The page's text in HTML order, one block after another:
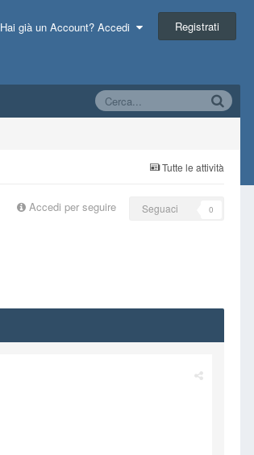
Hai già un Account? Accedi Registrati
Tutte le attività
Accedi per seguire Seguaci 0